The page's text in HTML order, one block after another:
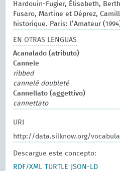
Hardouin-Fugier, Élisabeth,
Fusaro, Martine et Déprez,
historique. Paris: l’Amateur
EN OTRAS LENGUAS
Acanalado (atributo)
Cannele
ribbed
cannelé doubleté
Cannellato (aggettivo)
cannettato
URI
http://data.silknow.org/
Descargue este concepto:
RDF/XML
TURTLE JSON-LD